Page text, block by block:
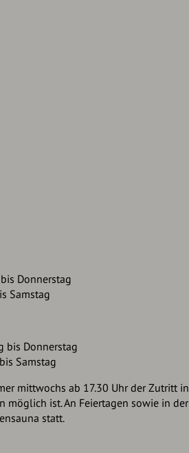
Donnerstag
Samstag
bis Donnerstag
Samstag
mittwochs ab 17.30 Uhr der Zutritt in
möglich ist. An Feiertagen sowie in der
statt.